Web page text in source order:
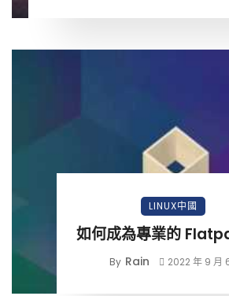
LINUX中國
如何成為專業的
By Rain 2022 年 9 月